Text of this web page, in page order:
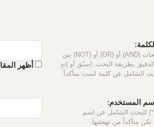
استخدم المصطلحات (AND) أو (OR) أو (NOT) بين
بطريقة البحث. إسبُق أو إنهٍ
الشامل عن كلمة لست متأكداً
أظهر
المستخدم:
(*) للبحث الشامل عن اسم
تكن متأكداً من تهجئتها.